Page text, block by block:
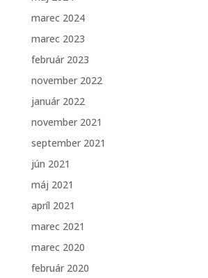
marec 2024
marec 2023
február 2023
november 2022
január 2022
november 2021
september 2021
jún 2021
máj 2021
apríl 2021
marec 2021
marec 2020
február 2020